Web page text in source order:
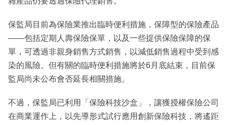
保監局目前為保險業推出臨時便利措施，保障型的保險產品
——包括定期人壽保險保單，以及一些提供保險保障的保
單，可透過非親身銷售方式銷售，以減低銷售過程中受到感
染的風險。但有關的臨時便利措施將於6月底結束，目前保
監局尚未公布會否延長相關措施。
不過，保監局已利用「保險科技沙盒」，讓獲授權保險公司
在商業運作上，以先導形式試行應用創新保險科技，將遙距